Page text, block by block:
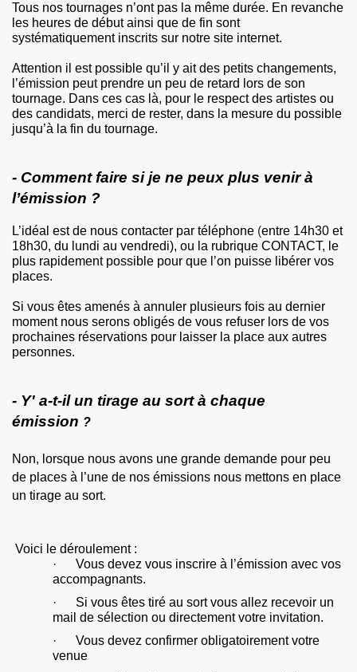
Tous nos tournages n’ont pas la même durée. En revanche
les heures de début ainsi que de fin sont
systématiquement inscrits sur notre site internet.
Attention il est possible qu’il y ait des petits changements,
l’émission peut prendre un peu de retard lors de son
tournage. Dans ces cas là, pour le respect des artistes ou
des candidats, merci de rester, dans la mesure du possible
jusqu’à la fin du tournage.
- Comment faire si je ne peux plus venir à
l’émission ?
L’idéal est de nous contacter par téléphone (entre 14h30 et
18h30, du lundi au vendredi), ou la rubrique CONTACT, le
plus rapidement possible pour que l’on puisse libérer vos
places.
Si vous êtes amenés à annuler plusieurs fois au dernier
moment nous serons obligés de vous refuser lors de vos
prochaines réservations pour laisser la place aux autres
personnes.
- Y' a-t-il un tirage au sort à chaque
émission ?
Non, lorsque nous avons une grande demande pour peu
de places à l’une de nos émissions nous mettons en place
un tirage au sort.
Voici le déroulement :
· Vous devez vous inscrire à l’émission avec vos
accompagnants.
· Si vous êtes tiré au sort vous allez recevoir un
mail de sélection ou directement votre invitation.
· Vous devez confirmer obligatoirement votre
venue